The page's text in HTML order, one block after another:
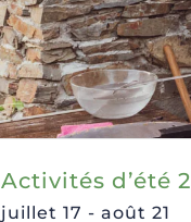
Activités d’été
juillet 17 - août 21